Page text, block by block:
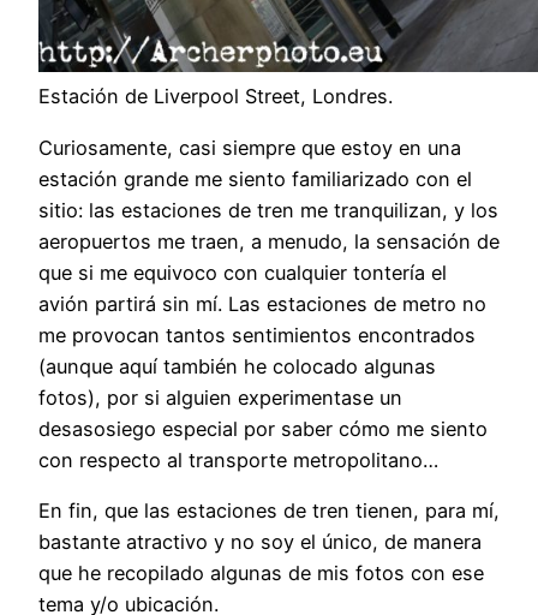
Estación de Liverpool Street, Londres.
Curiosamente, casi siempre que estoy en una
estación grande me siento familiarizado con el
sitio: las estaciones de tren me tranquilizan, y los
aeropuertos me traen, a menudo, la sensación de
que si me equivoco con cualquier tontería el
avión partirá sin mí. Las estaciones de metro no
me provocan tantos sentimientos encontrados
(aunque aquí también he colocado algunas
fotos), por si alguien experimentase un
desasosiego especial por saber cómo me siento
con respecto al transporte metropolitano…
En fin, que las estaciones de tren tienen, para mí,
bastante atractivo y no soy el único, de manera
que he recopilado algunas de mis fotos con ese
tema y/o ubicación.